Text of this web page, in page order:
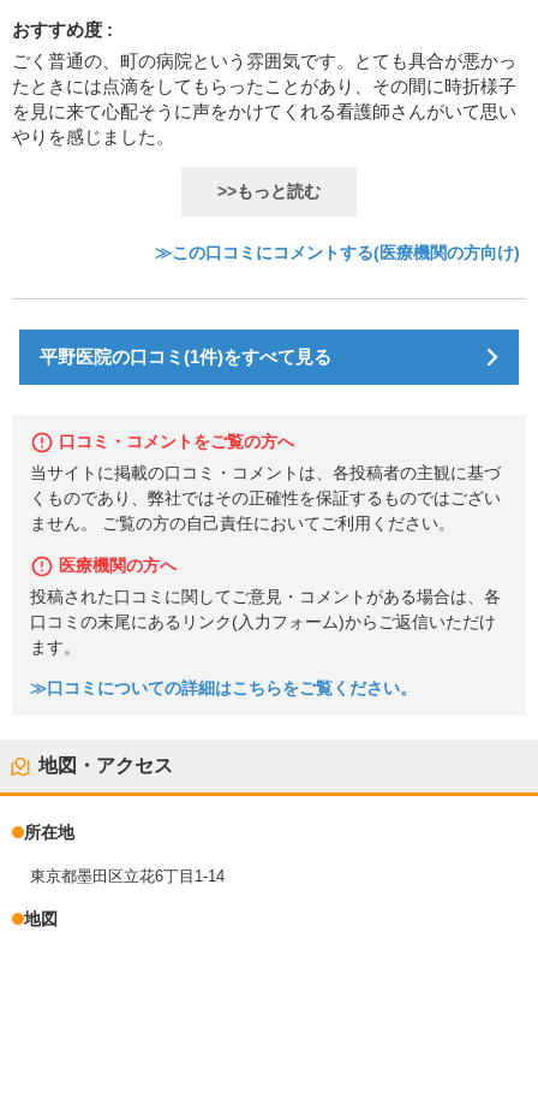
おすすめ度 :
ごく普通の、町の病院という雰囲気です。とても具合が悪かっ
たときには点滴をしてもらったことがあり、その間に時折様子
を見に来て心配そうに声をかけてくれる看護師さんがいて思い
やりを感じました。
>>もっと読む
≫この口コミにコメントする(医療機関の方向け)
平野医院の口コミ(1件)をすべて見る
口コミ・コメントをご覧の方へ
当サイトに掲載の口コミ・コメントは、各投稿者の主観に基づ
くものであり、弊社ではその正確性を保証するものではござい
ません。 ご覧の方の自己責任においてご利用ください。
医療機関の方へ
投稿された口コミに関してご意見・コメントがある場合は、各
口コミの末尾にあるリンク(入力フォーム)からご返信いただけ
ます。
≫口コミについての詳細はこちらをご覧ください。
地図・アクセス
所在地
東京都墨田区立花6丁目1-14
地図